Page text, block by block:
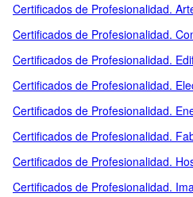
Certificados de Profesionalidad.
Certificados de Profesionalidad.
Certificados de Profesionalidad.
Certificados de Profesionalidad.
Certificados de Profesionalidad.
Certificados de Profesionalidad.
Certificados de Profesionalidad.
Certificados de Profesionalidad.